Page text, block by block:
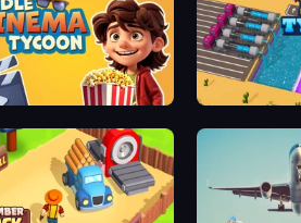
Idle Cinema Tycoon